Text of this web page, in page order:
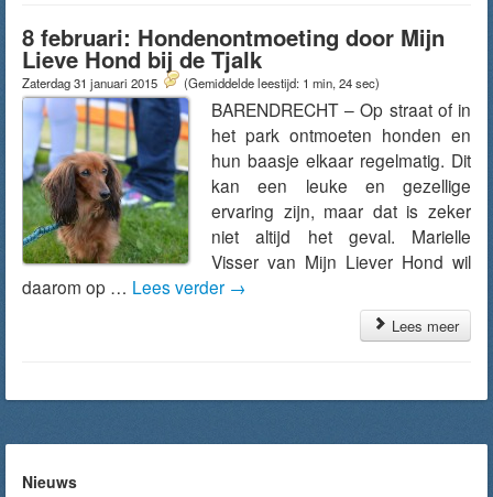
8 februari: Hondenontmoeting door Mijn
Lieve Hond bij de Tjalk
Zaterdag 31 januari 2015 (Gemiddelde leestijd: 1 min, 24 sec)
BARENDRECHT – Op straat of in
het park ontmoeten honden en
hun baasje elkaar regelmatig. Dit
kan een leuke en gezellige
ervaring zijn, maar dat is zeker
niet altijd het geval. Marielle
Visser van Mijn Liever Hond wil
daarom op … Lees verder →
Lees meer
Nieuws